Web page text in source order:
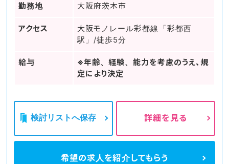
勤務地 大阪府茨木市
アクセス
大阪モノレール彩都線「彩都西
駅」/徒歩5分
給与
※年齢、経験、能力を考慮のうえ、規
定により決定
検討リストへ保存 詳細を見る
希望の求人を紹介してもらう